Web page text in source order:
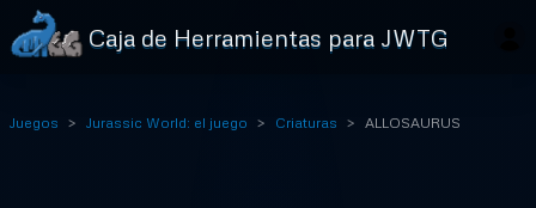
Caja de Herramientas para JWTG
Juegos Jurassic World: el juego Criaturas ALLOSAURUS